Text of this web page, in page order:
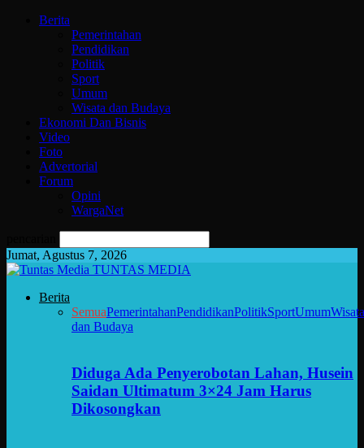
Berita
Pemerintahan
Pendidikan
Politik
Sport
Umum
Wisata dan Budaya
Ekonomi Dan Bisnis
Video
Foto
Advertorial
Forum
Opini
WargaNet
Jumat, Agustus 7, 2026
TUNTAS MEDIA
Berita
SemuaPemerintahanPendidikanPolitikSportUmumWisata
dan Budaya
Diduga Ada Penyerobotan Lahan, Husein
Saidan Ultimatum 3×24 Jam Harus
Dikosongkan